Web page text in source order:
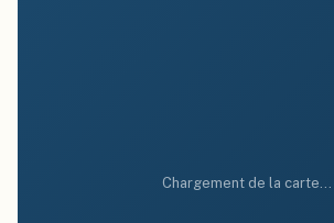
Chargement de la carte…